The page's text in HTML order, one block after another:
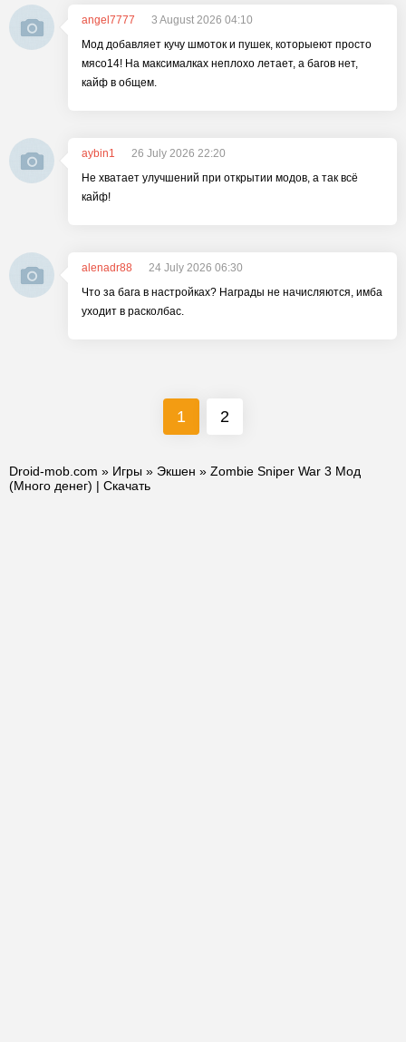
angel7777
3 August 2026 04:10
Мод добавляет кучу шмоток и пушек, которыеют просто
мясо14! На максималках неплохо летает, а багов нет,
кайф в общем.
aybin1
26 July 2026 22:20
Не хватает улучшений при открытии модов, а так всё
кайф!
alenadr88
24 July 2026 06:30
Что за бага в настройках? Награды не начисляются, имба
уходит в расколбас.
1 2
Droid-mob.com » Игры » Экшен » Zombie Sniper War 3 Мод
(Много денег) | Скачать